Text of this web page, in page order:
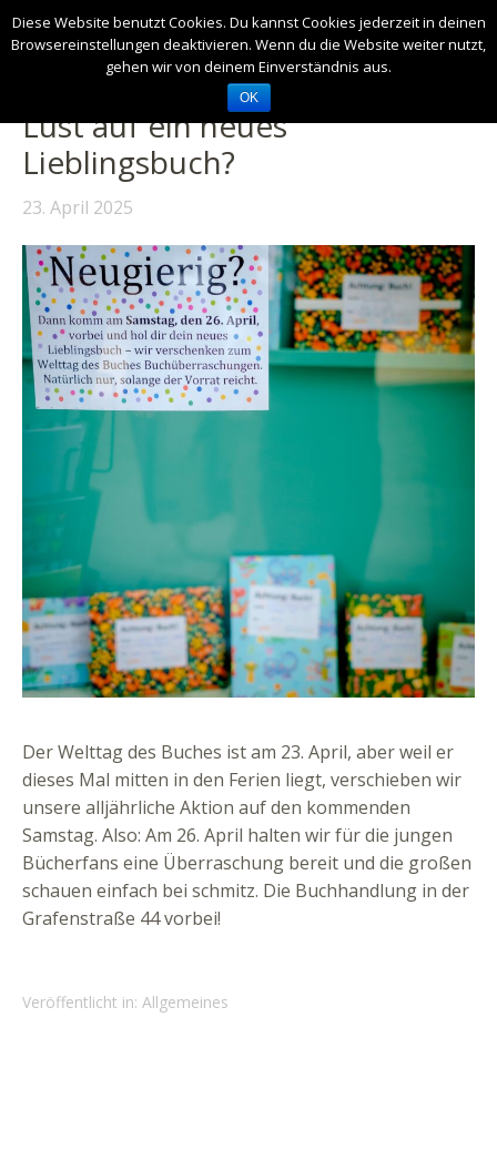
Lust auf ein neues
Lieblingsbuch?
23. April 2025
Der Welttag des Buches ist am 23. April, aber weil er
dieses Mal mitten in den Ferien liegt, verschieben wir
unsere alljährliche Aktion auf den kommenden
Samstag. Also: Am 26. April halten wir für die jungen
Bücherfans eine Überraschung bereit und die großen
schauen einfach bei schmitz. Die Buchhandlung in der
Grafenstraße 44 vorbei!
Veröffentlicht in: Allgemeines
Diese Website benutzt Cookies. Du kannst Cookies jederzeit in deinen
Browsereinstellungen deaktivieren. Wenn du die Website weiter nutzt,
gehen wir von deinem Einverständnis aus.
OK